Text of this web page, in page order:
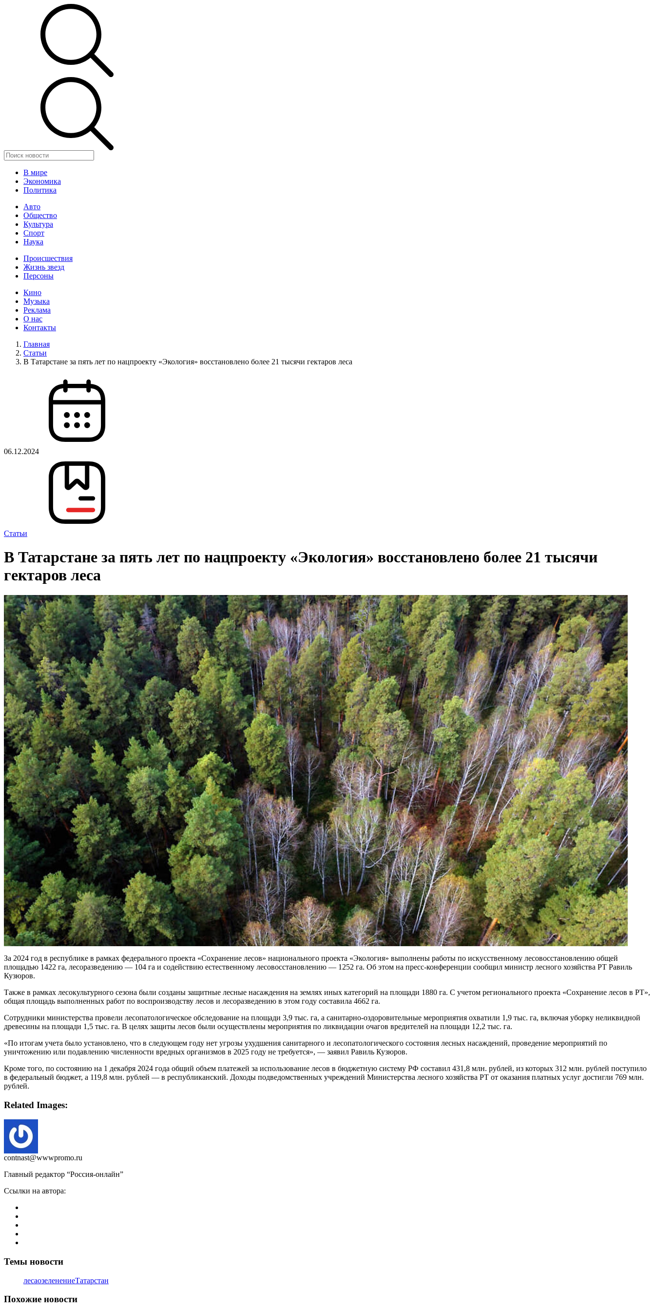
В мире
Экономика
Политика
Авто
Общество
Культура
Спорт
Наука
Происшествия
Жизнь звезд
Персоны
Кино
Музыка
Реклама
О нас
Контакты
Главная
Статьи
В Татарстане за пять лет по нацпроекту «Экология» восстановлено более 21 тысячи гектаров леса
06.12.2024
Статьи
В Татарстане за пять лет по нацпроекту «Экология» восстановлено более 21 тысячи
гектаров леса
За 2024 год в республике в рамках федерального проекта «Сохранение лесов» национального проекта «Экология» выполнены работы по искусственному лесовосстановлению общей
площадью 1422 га, лесоразведению — 104 га и содействию естественному лесовосстановлению — 1252 га. Об этом на пресс-конференции сообщил министр лесного хозяйства РТ Равиль
Кузюров.
Также в рамках лесокультурного сезона были созданы защитные лесные насаждения на землях иных категорий на площади 1880 га. С учетом регионального проекта «Сохранение лесов в РТ»,
общая площадь выполненных работ по воспроизводству лесов и лесоразведению в этом году составила 4662 га.
Сотрудники министерства провели лесопатологическое обследование на площади 3,9 тыс. га, а санитарно-оздоровительные мероприятия охватили 1,9 тыс. га, включая уборку неликвидной
древесины на площади 1,5 тыс. га. В целях защиты лесов были осуществлены мероприятия по ликвидации очагов вредителей на площади 12,2 тыс. га.
«По итогам учета было установлено, что в следующем году нет угрозы ухудшения санитарного и лесопатологического состояния лесных насаждений, проведение мероприятий по
уничтожению или подавлению численности вредных организмов в 2025 году не требуется», — заявил Равиль Кузюров.
Кроме того, по состоянию на 1 декабря 2024 года общий объем платежей за использование лесов в бюджетную систему РФ составил 431,8 млн. рублей, из которых 312 млн. рублей поступило
в федеральный бюджет, а 119,8 млн. рублей — в республиканский. Доходы подведомственных учреждений Министерства лесного хозяйства РТ от оказания платных услуг достигли 769 млн.
рублей.
Related Images:
contnast@wwwpromo.ru
Главный редактор “Россия-онлайн”
Ссылки на автора:
Темы новости
лесаозеленениеТатарстан
Похожие новости